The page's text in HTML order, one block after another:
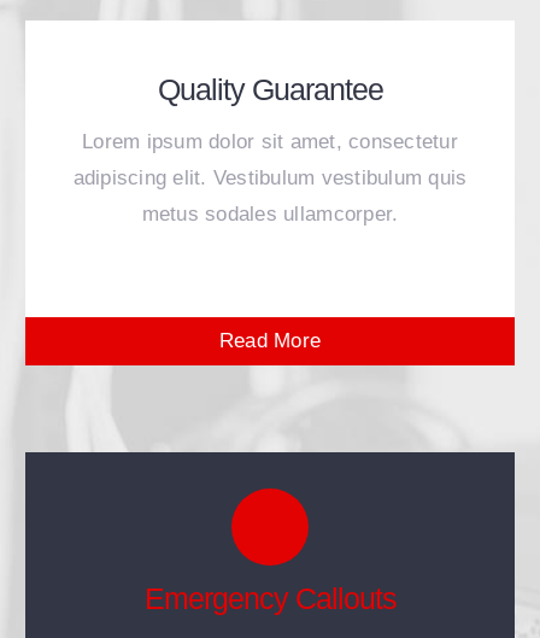
Quality Guarantee
Lorem ipsum dolor sit amet, consectetur
adipiscing elit. Vestibulum vestibulum quis
metus sodales ullamcorper.
Read More
Emergency Callouts